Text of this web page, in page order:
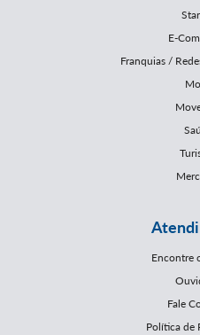
E-
Franquias /
Encontre
Fale
Política de